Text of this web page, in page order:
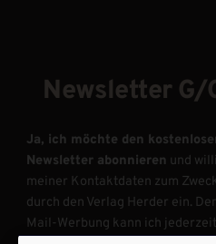
Newsletter G/
Ja, ich möchte den
Newsletter abonnieren und
meiner Kontaktdaten zum
durch den Verlag Herder ein.
Mail-Werbung kann ich